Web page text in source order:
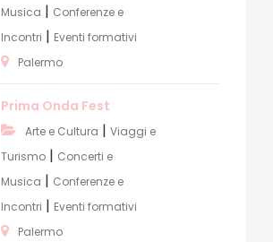
Musica | Conferenze e
Incontri | Eventi formativi
Palermo
Prima Onda Fest
Arte e Cultura | Viaggi e
Turismo | Concerti e
Musica | Conferenze e
Incontri | Eventi formativi
Palermo